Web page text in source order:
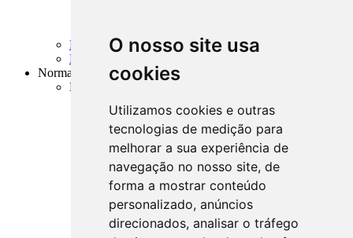
O nosso site usa
cookies
Utilizamos cookies e outras
tecnologias de medição para
melhorar a sua experiência de
navegação no nosso site, de
forma a mostrar conteúdo
personalizado, anúncios
direcionados, analisar o tráfego
Estatutos
Resenhas Diárias Governamentais
Normas
BCB - Banco Central do Brasil
Resoluções do CMN
Comunicados
Comunicados Conjuntos
Circulares do BCB
Resoluções do BCB
Resoluções conjuntas
Cartas-Circulares do BCB
Instruções Normativas do BCB
Instruções Normativas Conjuntas